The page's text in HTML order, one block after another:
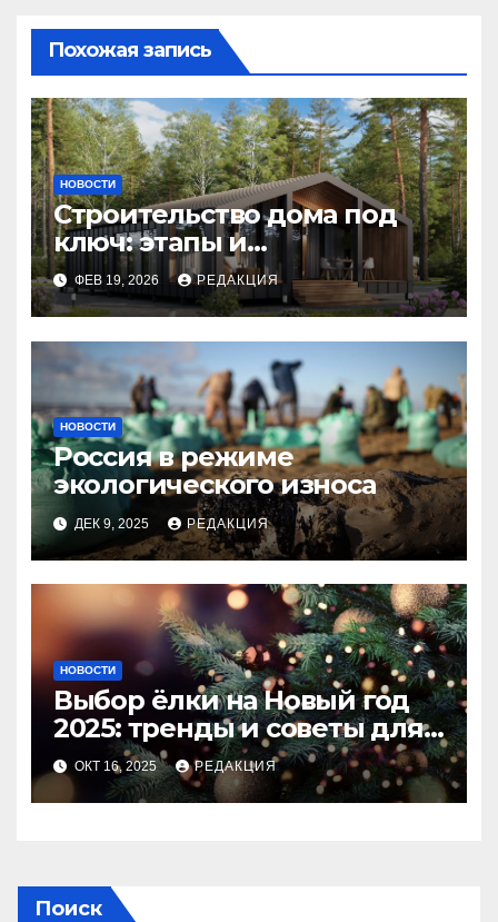
Похожая запись
НОВОСТИ
Строительство дома под
ключ: этапы и
планирование бюджета
ФЕВ 19, 2026 РЕДАКЦИЯ
НОВОСТИ
Россия в режиме
экологического износа
ДЕК 9, 2025 РЕДАКЦИЯ
НОВОСТИ
Выбор ёлки на Новый год
2025: тренды и советы для
идеального праздника
ОКТ 16, 2025 РЕДАКЦИЯ
Поиск